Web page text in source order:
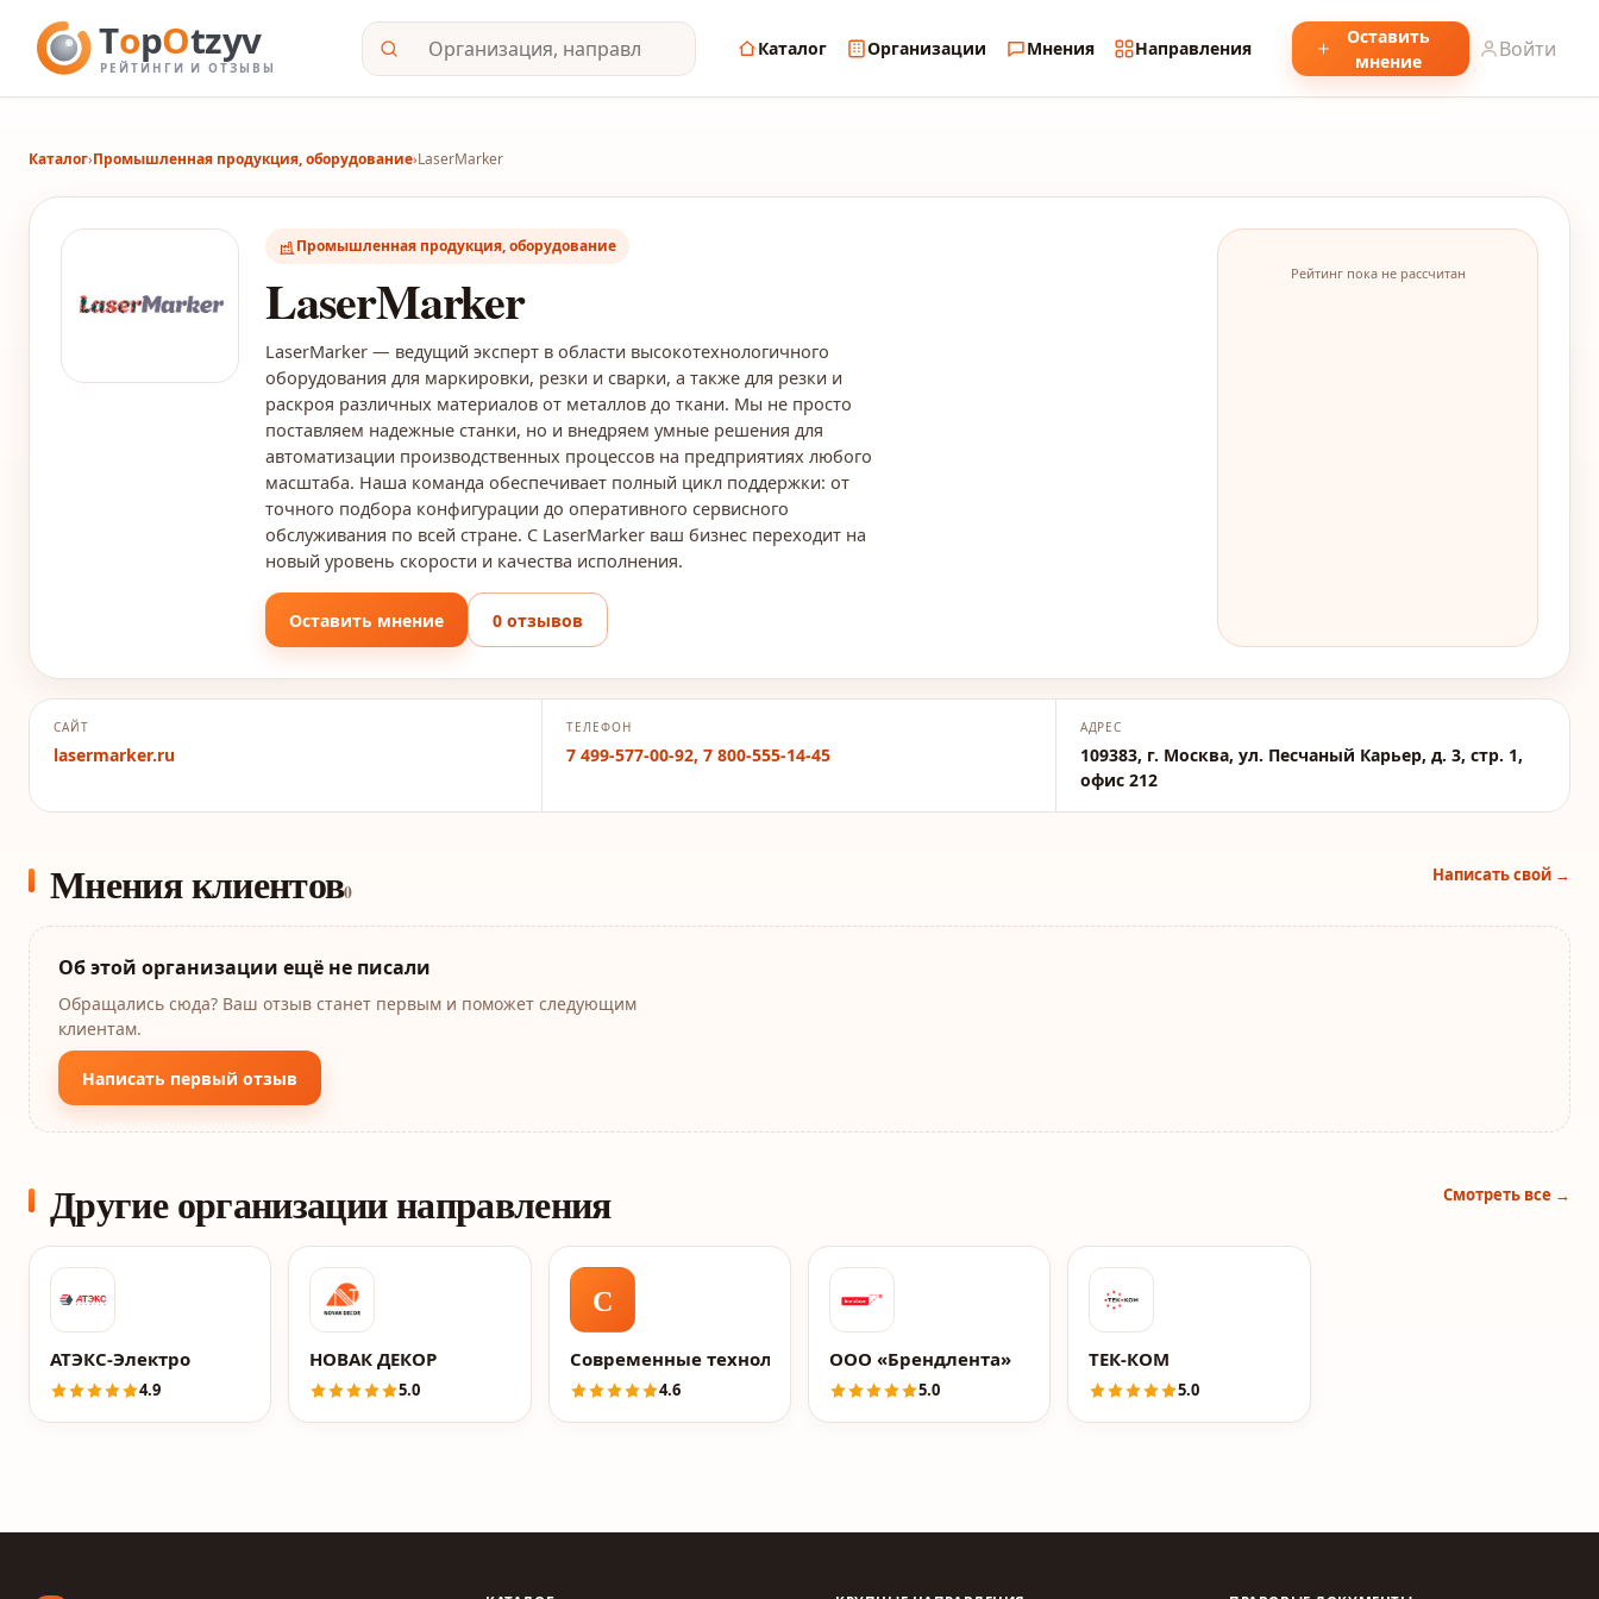
Каталог Организации Мнения Направления
Оставить
мнение
Войти
Каталог›Промышленная продукция, оборудование›LaserMarker
Промышленная продукция, оборудование
LaserMarker
LaserMarker — ведущий эксперт в области высокотехнологичного
оборудования для маркировки, резки и сварки, а также для резки и
раскроя различных материалов от металлов до ткани. Мы не просто
поставляем надежные станки, но и внедряем умные решения для
автоматизации производственных процессов на предприятиях любого
масштаба. Наша команда обеспечивает полный цикл поддержки: от
точного подбора конфигурации до оперативного сервисного
обслуживания по всей стране. С LaserMarker ваш бизнес переходит на
новый уровень скорости и качества исполнения.
Оставить мнение 0 отзывов
Рейтинг пока не рассчитан
САЙТ
lasermarker.ru
ТЕЛЕФОН
7 499-577-00-92, 7 800-555-14-45
АДРЕС
109383, г. Москва, ул. Песчаный Карьер, д. 3, стр. 1,
офис 212
Мнения клиентов0
Написать свой →
Об этой организации ещё не писали
Обращались сюда? Ваш отзыв станет первым и поможет следующим
клиентам.
Написать первый отзыв
Другие организации направления Смотреть все →
АТЭКС-Электро
4.9
НОВАК ДЕКОР
5.0
С
Современные технологии
4.6
ООО «Брендлента»
5.0
ТЕК-КОМ
5.0